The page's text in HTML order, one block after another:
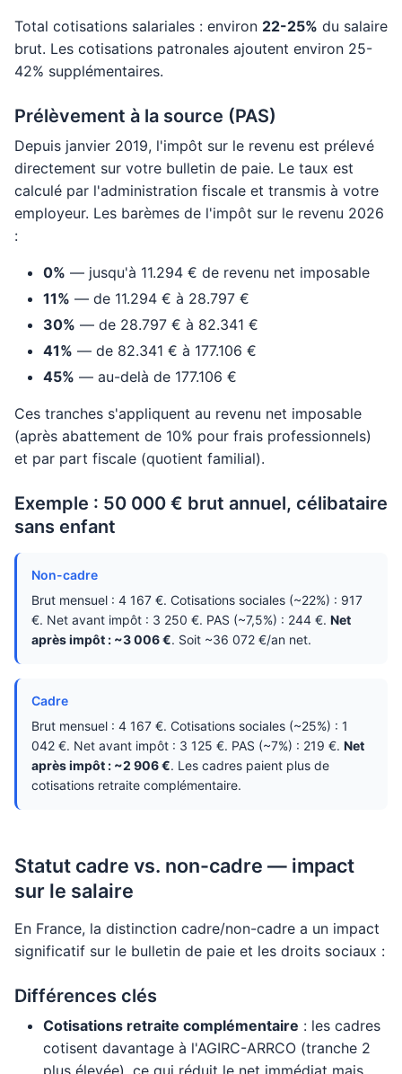
Total cotisations salariales : environ 22-25% du salaire
brut. Les cotisations patronales ajoutent environ 25-
42% supplémentaires.
Prélèvement à la source (PAS)
Depuis janvier 2019, l'impôt sur le revenu est prélevé
directement sur votre bulletin de paie. Le taux est
calculé par l'administration fiscale et transmis à votre
employeur. Les barèmes de l'impôt sur le revenu 2026
:
0% — jusqu'à 11.294 € de revenu net imposable
11% — de 11.294 € à 28.797 €
30% — de 28.797 € à 82.341 €
41% — de 82.341 € à 177.106 €
45% — au-delà de 177.106 €
Ces tranches s'appliquent au revenu net imposable
(après abattement de 10% pour frais professionnels)
et par part fiscale (quotient familial).
Exemple : 50 000 € brut annuel, célibataire
sans enfant
Non-cadre
Brut mensuel : 4 167 €. Cotisations sociales (~22%) : 917
€. Net avant impôt : 3 250 €. PAS (~7,5%) : 244 €. Net
après impôt : ~3 006 €. Soit ~36 072 €/an net.
Cadre
Brut mensuel : 4 167 €. Cotisations sociales (~25%) : 1
042 €. Net avant impôt : 3 125 €. PAS (~7%) : 219 €. Net
après impôt : ~2 906 €. Les cadres paient plus de
cotisations retraite complémentaire.
Statut cadre vs. non-cadre — impact
sur le salaire
En France, la distinction cadre/non-cadre a un impact
significatif sur le bulletin de paie et les droits sociaux :
Différences clés
Cotisations retraite complémentaire : les cadres
cotisent davantage à l'AGIRC-ARRCO (tranche 2
plus élevée), ce qui réduit le net immédiat mais